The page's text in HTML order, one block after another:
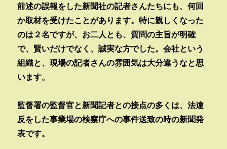
前述の誤報をした新聞社の記者さんたちにも、何回
か取材を受けたことがあります。特に親しくなった
のは２名ですが、お二人とも、質問の主旨が明確
で、賢いだけでなく、誠実な方でした。会社という
組織と、現場の記者さんの雰囲気は大分違うなと思
います。
監督署の監督官と新聞記者との接点の多くは、法違
反をした事業場の検察庁への事件送致の時の新聞発
表です。